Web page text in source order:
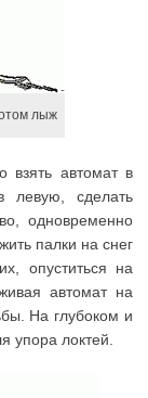
лыж
взять автомат в
сделать
одновременно
палки на снег
опуститься на
автомат на
На глубоком и
упора локтей.